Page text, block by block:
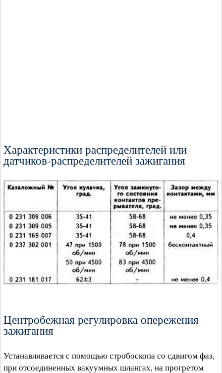
Характеристики распределителей или
датчиков-распределителей зажигания
Центробежная регулировка опережения
зажигания
Устанавливается с помощью стробоскопа со сдвигом фаз,
при отсоединенных вакуумных шлангах, на прогретом